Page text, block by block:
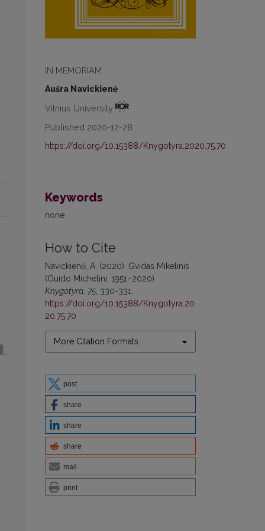
IN MEMORIAM
Aušra Navickienė
Vilnius University
Published 2020-12-28
https://doi.org/10.15388/Knygotyra.2020.75.70
Keywords
none
How to Cite
Navickienė, A. (2020). Gvidas Mikelinis
(Guido Michelini, 1951–2020).
Knygotyra 75 , 330-331.
https://doi.org/10.15388/Knygotyra.20
20.75.70
More Citation Formats
post
share
share
share
mail
print